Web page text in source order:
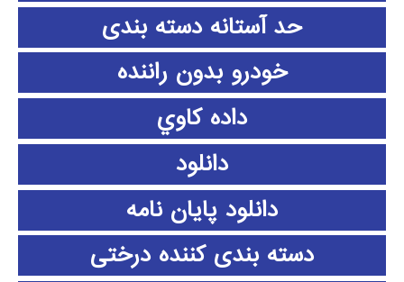
حد آستانه دسته بندی
خودرو بدون راننده
داده كاوي
دانلود
دانلود پايان نامه
دسته بندی کننده درختی